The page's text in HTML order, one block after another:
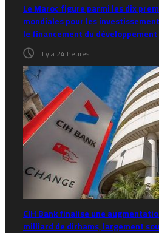
Le Maroc figure parmi les dix
mondiales pour les
le financement du développement
il y a 24 heures
CIH Bank finalise une
milliard de dirhams, largement